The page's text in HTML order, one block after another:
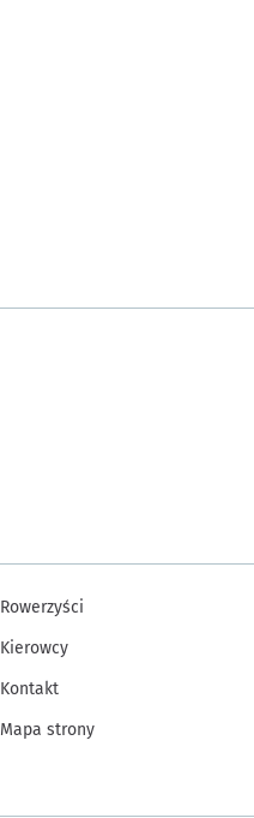
Rowerzyści
Kierowcy
Kontakt
Mapa strony